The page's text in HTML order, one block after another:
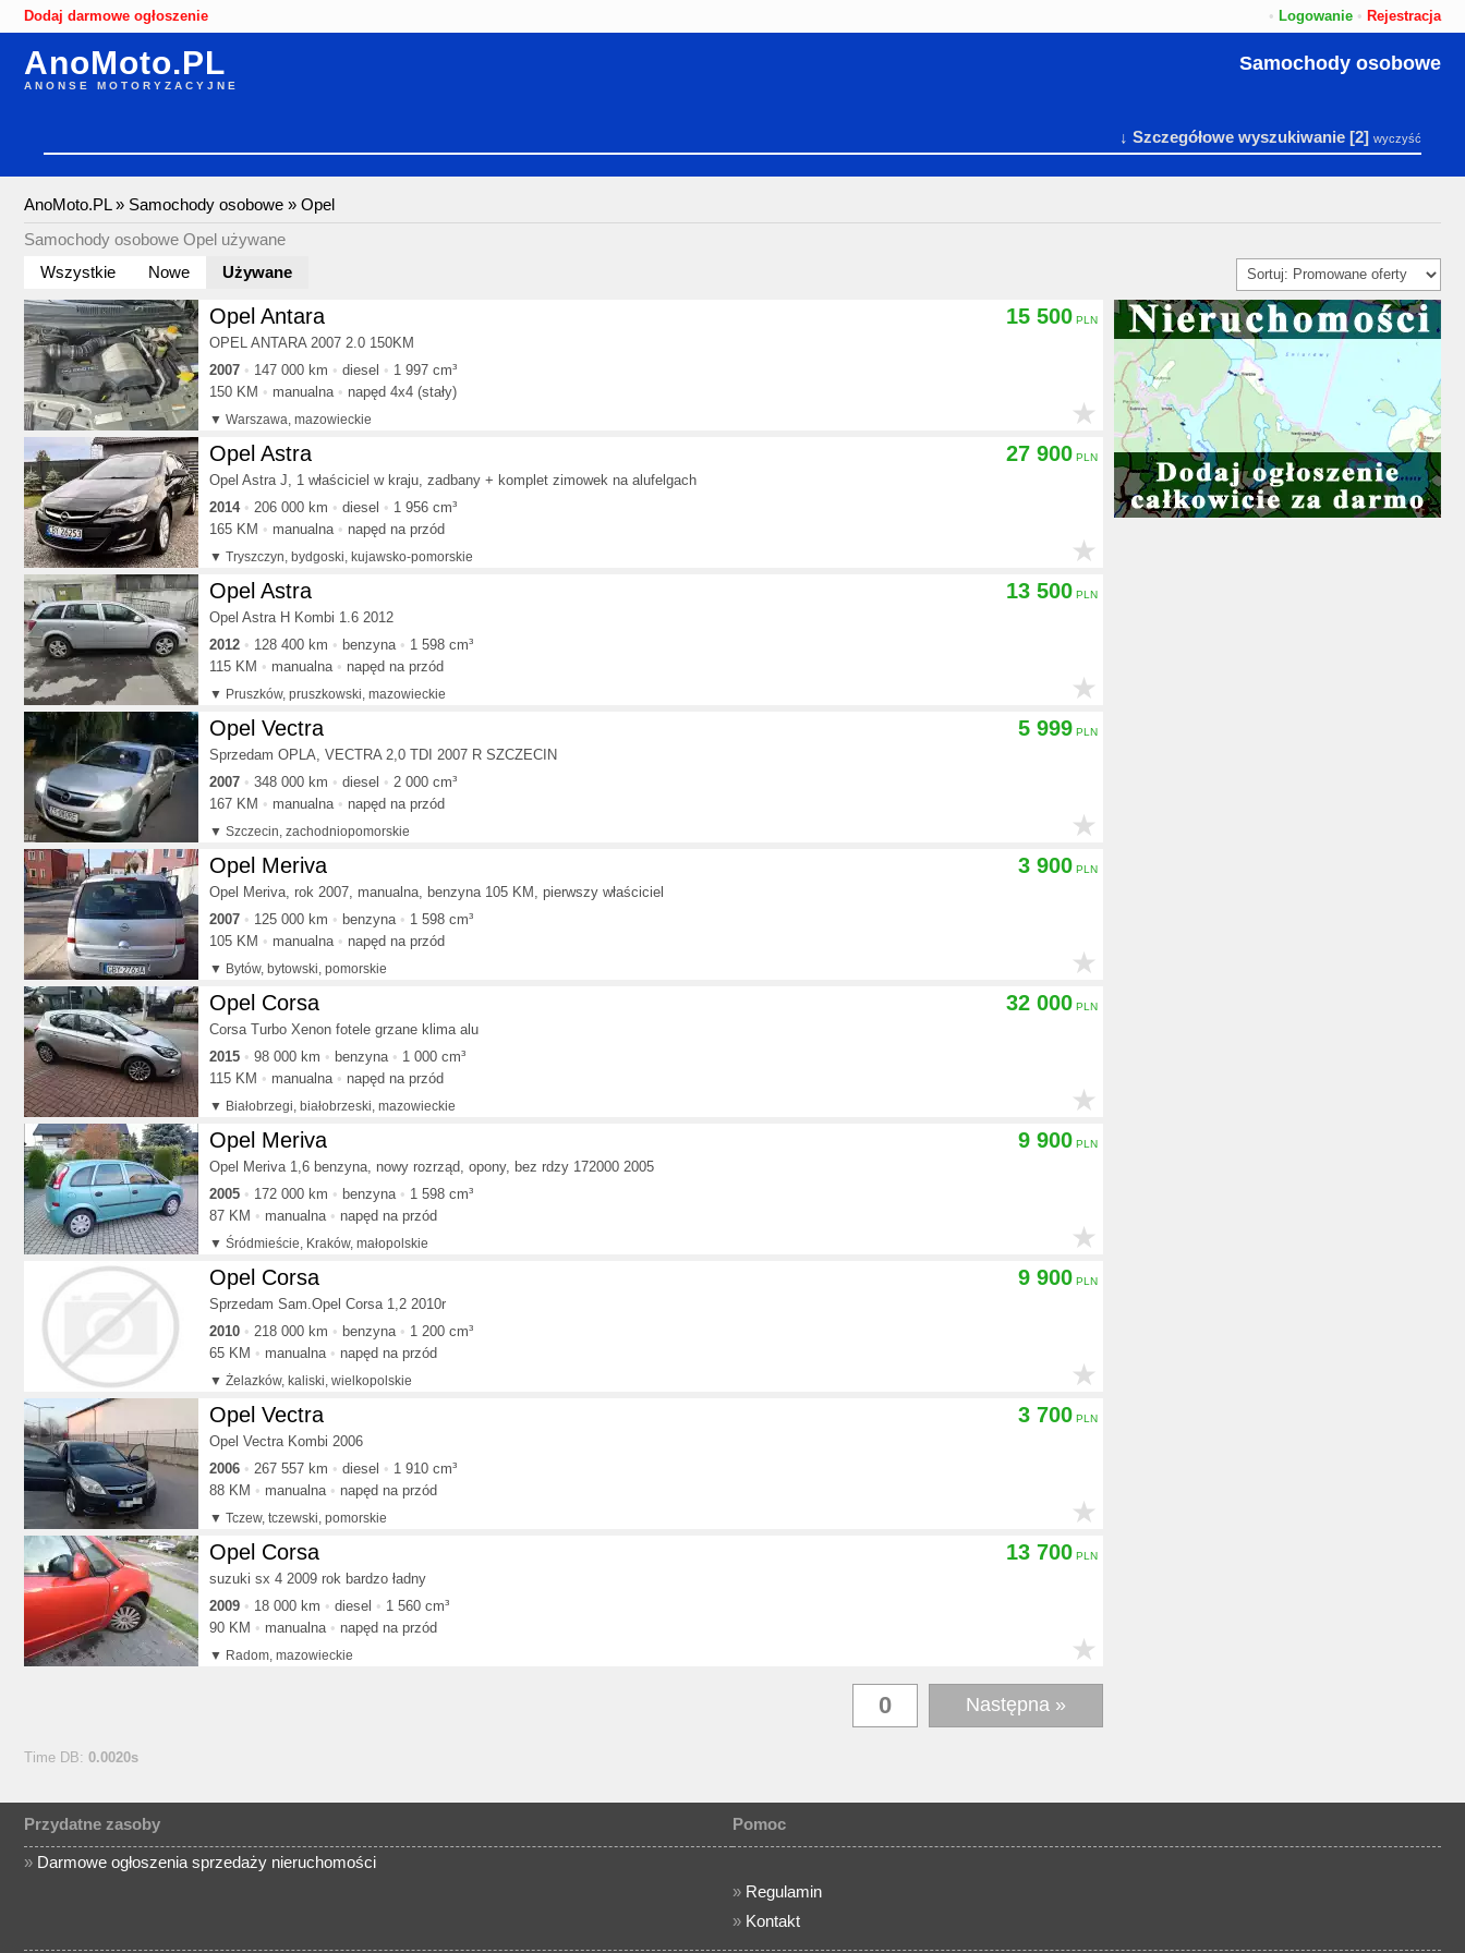
Dodaj darmowe ogłoszenie • Logowanie • Rejestracja
AnoMoto.PL
ANONSE MOTORYZACYJNE
Samochody osobowe
↓ Szczegółowe wyszukiwanie[2] wyczyść
AnoMoto.PL» Samochody osobowe » Opel
Samochody osobowe Opel używane
Wszystkie
Nowe Używane
Opel Antara
OPEL ANTARA 2007 2.0 150KM
2007
147 000 km diesel
1 997 cm³
150 KM
manualna napęd 4x4 (stały)
Warszawa, mazowieckie
15 500
★
Opel Astra
Opel Astra J, 1 właściciel w kraju, zadbany + komplet zimowek na alufelgach
2014
206 000 km diesel
1 956 cm³
165 KM
manualna napęd na przód
Tryszczyn, bydgoski, kujawsko-pomorskie
27 900
Opel Astra
Opel Astra H Kombi 1.6 2012
2012
128 400 km benzyna
1 598 cm³
115 KM
manualna napęd na przód
Pruszków, pruszkowski, mazowieckie
13 500
Opel Vectra
Sprzedam OPLA, VECTRA 2,0 TDI 2007 R SZCZECIN
2007
348 000 km diesel
2 000 cm³
167 KM
manualna napęd na przód
Szczecin, zachodniopomorskie
5 999
Opel Meriva
Opel Meriva, rok 2007, manualna, benzyna 105 KM, pierwszy właściciel
2007
125 000 km benzyna
1 598 cm³
105 KM
manualna napęd na przód
Bytów, bytowski, pomorskie
3 900
Opel Corsa
Corsa Turbo Xenon fotele grzane klima alu
2015
98 000 km benzyna
1 000 cm³
115 KM
manualna napęd na przód
Białobrzegi, białobrzeski, mazowieckie
32 000
Opel Meriva
Opel Meriva 1,6 benzyna, nowy rozrząd, opony, bez rdzy 172000 2005
2005
172 000 km benzyna
1 598 cm³
87 KM
manualna napęd na przód
Śródmieście, Kraków, małopolskie
9 900
Opel Corsa
Sprzedam Sam.Opel Corsa 1,2 2010r
2010
218 000 km benzyna
1 200 cm³
65 KM
manualna napęd na przód
Żelazków, kaliski, wielkopolskie
9 900
Opel Vectra
Opel Vectra Kombi 2006
2006
267 557 km diesel
1 910 cm³
88 KM
manualna napęd na przód
Tczew, tczewski, pomorskie
3 700
Opel Corsa
suzuki sx 4 2009 rok bardzo ładny
2009
18 000 km diesel
1 560 cm³
90 KM
manualna napęd na przód
Radom, mazowieckie
13 700
Następna »
Time DB: 0.0020s
Przydatne zasoby
» Darmowe ogłoszenia sprzedaży nieruchomości
Pomoc
» Regulamin
» Kontakt